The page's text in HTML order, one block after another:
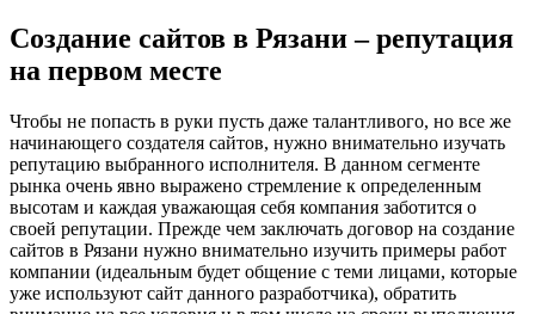
Создание сайтов в Рязани – репутация
на первом месте
Чтобы не попасть в руки пусть даже талантливого, но все же
начинающего создателя сайтов, нужно внимательно изучать
репутацию выбранного исполнителя. В данном сегменте
рынка очень явно выражено стремление к определенным
высотам и каждая уважающая себя компания заботится о
своей репутации. Прежде чем заключать договор на создание
сайтов в Рязани нужно внимательно изучить примеры работ
компании (идеальным будет общение с теми лицами, которые
уже используют сайт данного разработчика), обратить